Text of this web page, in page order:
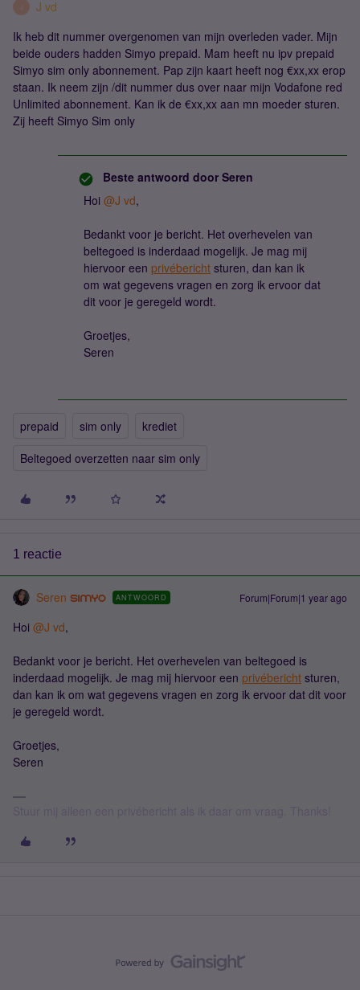
J
J vd
Ik heb dit nummer overgenomen van mijn overleden vader. Mijn
beide ouders hadden Simyo prepaid. Mam heeft nu ipv prepaid
Simyo sim only abonnement. Pap zijn kaart heeft nog €xx,xx erop
staan. Ik neem zijn /dit nummer dus over naar mijn Vodafone red
Unlimited abonnement. Kan ik de €xx,xx aan mn moeder sturen.
Zij heeft Simyo Sim only
Beste antwoord door Seren
Hoi ​ @J vd,
Bedankt voor je bericht. Het overhevelen van
beltegoed is inderdaad mogelijk. Je mag mij
hiervoor een privébericht sturen, dan kan ik
om wat gegevens vragen en zorg ik ervoor dat
dit voor je geregeld wordt.
Groetjes,
Seren
prepaid sim only
krediet
Beltegoed overzetten naar sim only
1 reactie
Seren ANTWOORD Forum|Forum|1 year ago
Hoi ​ @J vd,
Bedankt voor je bericht. Het overhevelen van beltegoed is
inderdaad mogelijk. Je mag mij hiervoor een privébericht sturen,
dan kan ik om wat gegevens vragen en zorg ik ervoor dat dit voor
je geregeld wordt.
Groetjes,
Seren